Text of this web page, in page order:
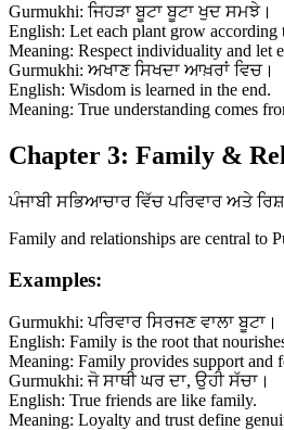
Gurmukhi: ਜਿਹੜਾ ਬੂਟਾ ਬੂਟਾ ਖੁਦ ਸਮਝੇ।
English: Let each plant grow according
Meaning: Respect individuality and let
Gurmukhi: ਅਖਾਣ ਸਿਖਦਾ ਆਖ਼ਰਾਂ ਵਿਚ।
English: Wisdom is learned in the end.
Meaning: True understanding comes
Chapter 3: Family &
ਪੰਜਾਬੀ ਸਭਿਆਚਾਰ ਵਿੱਚ ਪਰਿਵਾਰ ਅਤੇ
Family and relationships are central to
Examples:
Gurmukhi: ਪਰਿਵਾਰ ਸਿਰਜਣ ਵਾਲਾ ਬੂਟਾ।
English: Family is the root that
Meaning: Family provides support and
Gurmukhi: ਜੋ ਸਾਥੀ ਘਰ ਦਾ, ਉਹੀ ਸੱਚਾ।
English: True friends are like family.
Meaning: Loyalty and trust define